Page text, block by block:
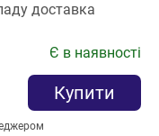
доставка
Є в наявності
Купити